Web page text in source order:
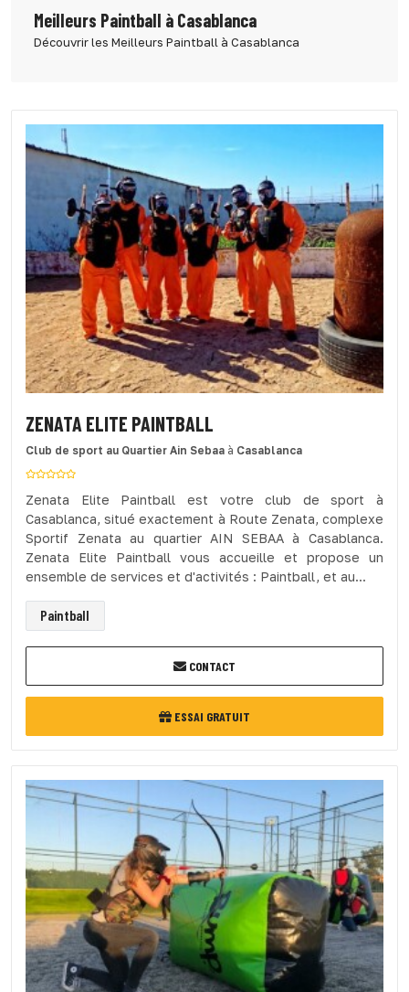
Meilleurs Paintball à Casablanca
Découvrir les Meilleurs Paintball à Casablanca
ZENATA ELITE PAINTBALL
Club de sport au Quartier Ain Sebaa à Casablanca
Zenata Elite Paintball est votre club de sport à
Casablanca, situé exactement à Route Zenata, complexe
Sportif Zenata au quartier AIN SEBAA à Casablanca.
Zenata Elite Paintball vous accueille et propose un
ensemble de services et d'activités : Paintball, et au...
Paintball
CONTACT
ESSAI GRATUIT